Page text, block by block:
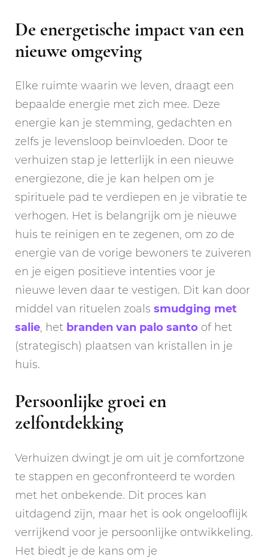
De energetische impact van een
nieuwe omgeving
Elke ruimte waarin we leven, draagt een
bepaalde energie met zich mee. Deze
energie kan je stemming, gedachten en
zelfs je levensloop beïnvloeden. Door te
verhuizen stap je letterlijk in een nieuwe
energiezone, die je kan helpen om je
spirituele pad te verdiepen en je vibratie te
verhogen. Het is belangrijk om je nieuwe
huis te reinigen en te zegenen, om zo de
energie van de vorige bewoners te zuiveren
en je eigen positieve intenties voor je
nieuwe leven daar te vestigen. Dit kan door
middel van rituelen zoals smudging met
salie, het branden van palo santo of het
(strategisch) plaatsen van kristallen in je
huis.
Persoonlijke groei en
zelfontdekking
Verhuizen dwingt je om uit je comfortzone
te stappen en geconfronteerd te worden
met het onbekende. Dit proces kan
uitdagend zijn, maar het is ook ongelooflijk
verrijkend voor je persoonlijke ontwikkeling.
Het biedt je de kans om je